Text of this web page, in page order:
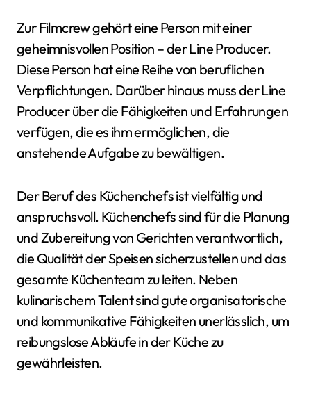
Zur Filmcrew gehört eine Person mit einer
geheimnisvollen Position – der Line Producer.
Diese Person hat eine Reihe von beruflichen
Verpflichtungen. Darüber hinaus muss der Line
Producer über die Fähigkeiten und Erfahrungen
verfügen, die es ihm ermöglichen, die
anstehende Aufgabe zu bewältigen.
Der Beruf des Küchenchefs ist vielfältig und
anspruchsvoll. Küchenchefs sind für die Planung
und Zubereitung von Gerichten verantwortlich,
die Qualität der Speisen sicherzustellen und das
gesamte Küchenteam zu leiten. Neben
kulinarischem Talent sind gute organisatorische
und kommunikative Fähigkeiten unerlässlich, um
reibungslose Abläufe in der Küche zu
gewährleisten.